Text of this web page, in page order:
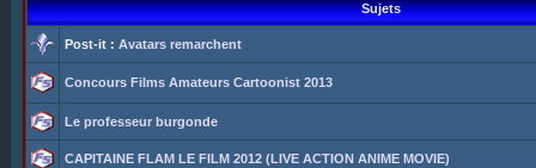
Sujets
Post-it : Avatars remarchent
Concours Films Amateurs Cartoonist 2013
Le professeur burgonde
CAPITAINE FLAM LE FILM 2012 (LIVE ACTION ANIME MOVIE)